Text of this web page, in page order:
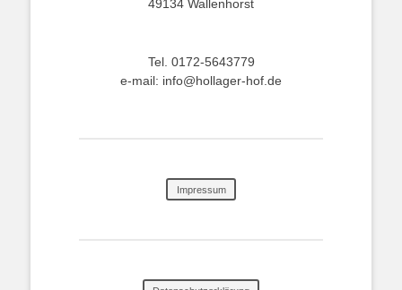
49134 Wallenhorst
Tel. 0172-5643779
e-mail: info@hollager-hof.de
Impressum